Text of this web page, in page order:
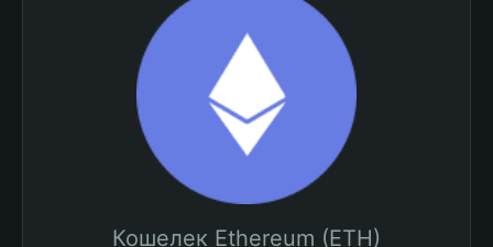
Кошелек Ethereum (ETH)